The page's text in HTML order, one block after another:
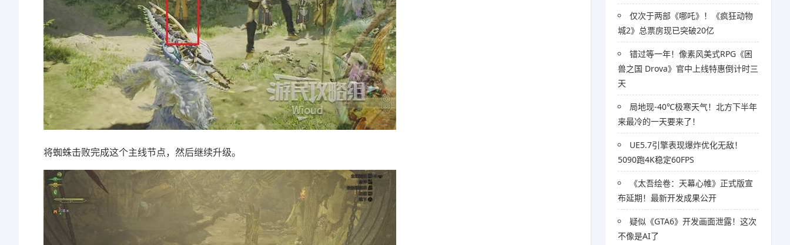
将蜘蛛击败完成这个主线节点，然后继续升级。
仅次于两部《哪吒》！《疯狂动物
城2》总票房现已突破20亿
错过等一年！像素风美式RPG《困
兽之国 Drova》官中上线特惠倒计时三
天
局地现-40℃极寒天气！北方下半年
来最冷的一天要来了！
UE5.7引擎表现爆炸优化无敌！
5090跑4K稳定60FPS
《太吾绘卷：天幕心帷》正式版宣
布延期！最新开发成果公开
疑似《GTA6》开发画面泄露！这次
不像是AI了